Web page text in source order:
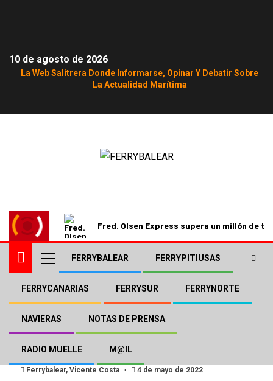
10 de agosto de 2026
La Web Salitrera Donde Informarse, Opinar Y Debatir Sobre
La Actualidad Marítima
Fred. Olsen Express supera un millón de
FERRYBALEAR FERRYPITIUSAS
FERRYCANARIAS FERRYSUR FERRYNORTE
NAVIERAS NOTAS DE PRENSA
RADIO MUELLE M@IL
Botado el «Santoña» de
Brittany Ferries
Ferrybalear, Vicente Costa 4 de mayo de 2022